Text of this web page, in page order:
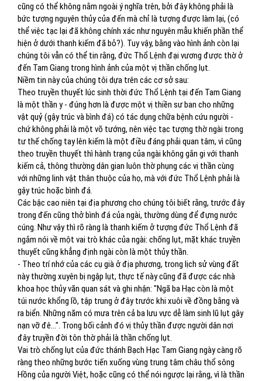
cũng có thể không nằm ngoài ý nghĩa trên, bởi đây không phải là
bức tượng nguyên thủy của đến mà chỉ là tượng được làm lại, (có
thể việc tạc lại đã không chính xác như nguyên mẫu khiến phần thể
hiện ở dưới thanh kiếm đã bỏ?). Tuy vậy, bằng vào hình ảnh còn lại
chúng tôi vẫn có thể tin rằng, đức Thổ Lệnh đại vương được thờ ở
đến Tam Giang trong hình ảnh của một vị thần chống lụt.
Niềm tin này của chúng tôi dựa trên các cơ sở sau:
Theo truyền thuyết lúc sinh thời đức Thổ Lệnh tại đến Tam Giang
là một thần y - đúng hơn là được một vị thiền sư ban cho những
vật quỷ (gậy trúc và bình đá) có tác dụng chữa bệnh cứu người -
chứ không phải là một võ tướng, nên việc tạc tượng thờ ngài trong
tư thế chống tay lên kiếm là một điều đáng phải quan tâm, vì cũng
theo truyền thuyết thì hành trạng của ngài không gắn gi với thanh
kiếm cả, thông thường dân gian luôn thờ phụng các vị thần cùng
với những linh vật thân thuộc của họ, mà với đức Thổ Lệnh phải là
gậy trúc hoặc bình đá.
Các bậc cao niên tại địa phương cho chúng tôi biết rằng, trước đây
trong đến cũng thở bình đá của ngài, thường dùng để đựng nước
cúng. Như vậy thì rõ ràng là thanh kiếm ở tượng đức Thổ Lệnh đã
ngắm nói về một vai trò khác của ngài: chống lụt, mặt khác truyền
thuyết cũng khẳng định ngài còn là một thủy thần.
- Theo trí nhớ của các cụ già ở địa phương, trong lịch sử vùng đất
này thường xuyên bị ngập lụt, thực tế này cũng đã được các nhà
khoa học thủy văn quan sát và ghi nhận: "Ngã ba Hạc còn là một
túi nước khổng lồ, tập trung ở đây trước khi xuôi về đồng bằng và
ra biển. Những năm có mưa trên cả ba lưu vực dễ làm sinh lũ lụt gây
nạn vỡ đê...". Trong bối cảnh đó vị thủy thần được người dân nơi
đây truyền đời tôn thờ phải là thần chống lụt.
Vai trò chống lụt của đức thánh Bạch Hạc Tam Giang ngày càng rõ
ràng theo những bước tiến xuống vùng trung tâm châu thổ sông
Hồng của người Việt, hoặc cũng có thể nói ngược lại rằng, vì là thần